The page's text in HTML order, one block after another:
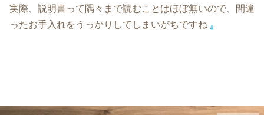
実際、説明書って隅々まで読むことはほぼ無いので、間違
ったお手入れをうっかりしてしまいがちですね